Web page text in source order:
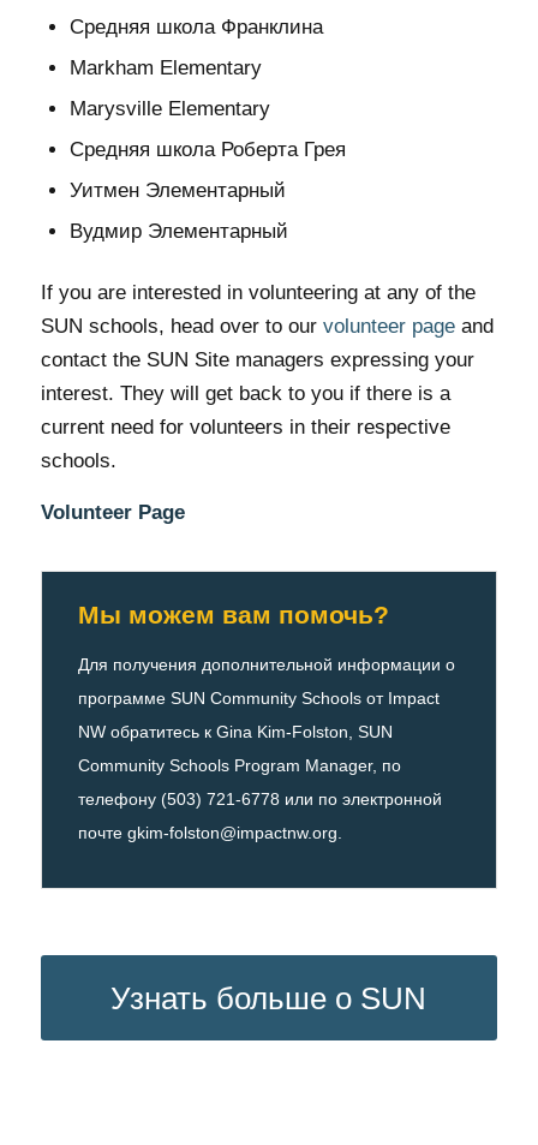
Средняя школа Франклина
Markham Elementary
Marysville Elementary
Средняя школа Роберта Грея
Уитмен Элементарный
Вудмир Элементарный
If you are interested in volunteering at any of the
SUN schools, head over to our volunteer pageand
contact the SUN Site managers expressing your
interest. They will get back to you if there is a
current need for volunteers in their respective
schools.
Volunteer Page
Мы можем вам помочь?
Для получения дополнительной информации о
программе SUN Community Schools от Impact
NW обратитесь к Gina Kim-Folston, SUN
Community Schools Program Manager, по
телефону (503) 721-6778 или по электронной
почте gkim-folston@impactnw.org
Узнать больше о SUN